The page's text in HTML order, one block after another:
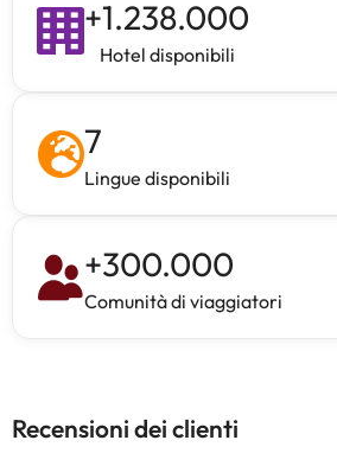
+1.238.000
Hotel disponibili
7
Lingue disponibili
+300.000
Comunità di viaggiatori
Recensioni dei clienti